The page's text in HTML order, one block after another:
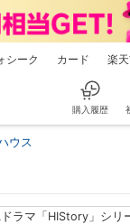
シーク カード 楽
購入履歴
ウス
ラマ「HIStory」シリ